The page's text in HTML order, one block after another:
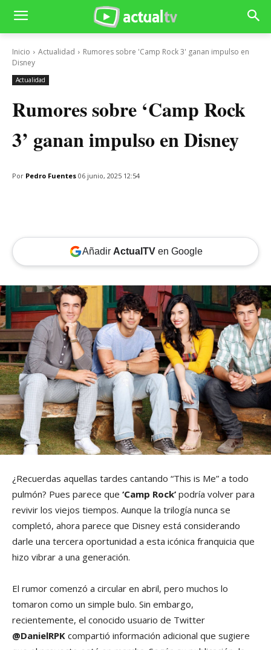
Inicio Actualidad
Rumores sobre 'Camp Rock 3' ganan impulso en
Disney
Actualidad
Rumores sobre ‘Camp Rock
3’ ganan impulso en Disney
Por Pedro Fuentes 06 junio, 2025 12:54
Añadir ActualTVen Google
¿Recuerdas aquellas tardes cantando “This is Me” a todo
pulmón? Pues parece que ‘Camp Rock’ podría volver para
revivir los viejos tiempos. Aunque la trilogía nunca se
completó, ahora parece que Disney está considerando
darle una tercera oportunidad a esta icónica franquicia que
hizo vibrar a una generación.
El rumor comenzó a circular en abril, pero muchos lo
tomaron como un simple bulo. Sin embargo,
recientemente, el conocido usuario de Twitter
@DanielRPK compartió información adicional que sugiere